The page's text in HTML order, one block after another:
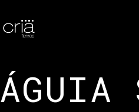
ÁGUIA